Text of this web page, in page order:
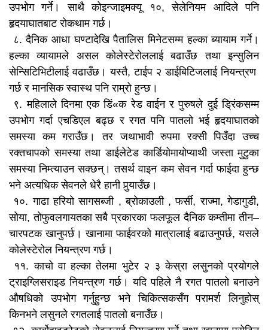
उपभोग गर्ने। साथै कोइन्जाइमक्यू १०, सेलेनियम आदिले पनि
हृदयाघातबाट रोकथाम गर्छ।
८. दैनिक आधा घण्टादेखि पैतालिस मिनेटसम्म हल्का ब्यायाम गर्ने।
हल्का व्यायामले असल कोलेस्टेरोललाई बढाउँछ तथा इन्सुलिन
सेन्सिटिभिटीलाई वढाउँछ। यस्तै, टाईप २ डाईबिटिजलाई नियन्त्रण
गर्छ र मानसिक स्वास्थ पनि राम्रो हुन्छ।
९. महिलाले दिनमा एक डिं«क रेड वाईन र पुरुषले दुई ड्रिंकसम्म
उपभोग गर्दा एचडिएल बढ्छ र रगत पनि पातलो भई हृदयाघातको
समस्या कम गराउँछ। तर जथाभावी रुपमा रक्सी पिउँदा उच्च
रक्तचापको समस्या तथा डाईलेटेड कार्डियोमायोप्याथी जस्ता मुटुका
समस्या निम्त्याउन सक्छन्। तसर्थ वाइन कम सेवन गर्दा फाईदा हुन्छ
भने अत्यधिक सेवनले धेरै हानी पुर्‍याउँछ।
१०. गाढा हरियो सागसब्जी , ब्रोकाउली , फर्सी, राज्मा, गेडागुडी,
सोया, तोफुवलगायतका सबै प्रकारका फलफूल दैनिक कम्तीमा तीन–
चारपटक खानुपर्छ। खानामा फाईवरको मात्रालाई बढाउनुपर्छ, यसले
कोलेस्टेरोल नियन्त्रण गर्छ।
११. काचो वा हल्का तेलमा भुटेर २ ३ केस्रा लसुनको प्रयोगले
ट्राइग्लिसराइड नियन्त्रण गर्छ। यदि पहिले नै रगत पातलो बनाउने
औषधिको उपभोग गर्नुहुन्छ भने चिकित्सकसँग परामर्श लिनुहोस्
किनभने लसुनले रगतलाई पातलो बनाउँछ।